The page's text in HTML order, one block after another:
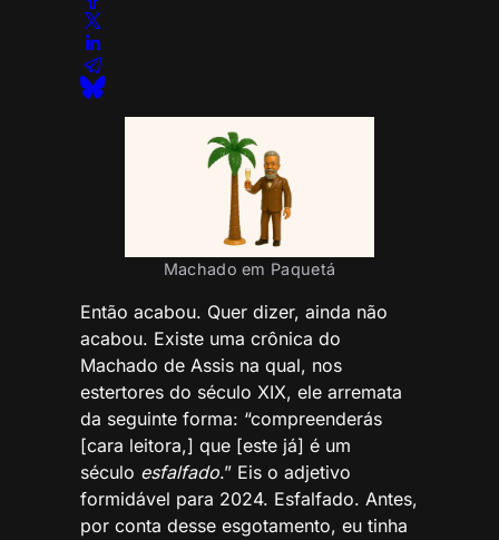
Machado em Paquetá
Então acabou. Quer dizer, ainda não
acabou. Existe uma crônica do
Machado de Assis na qual, nos
estertores do século XIX, ele arremata
da seguinte forma: “compreenderás
[cara leitora,] que [este já] é um
século esfalfado.” Eis o adjetivo
formidável para 2024. Esfalfado. Antes,
por conta desse esgotamento, eu tinha